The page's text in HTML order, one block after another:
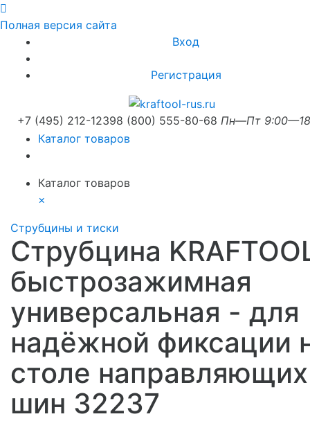
Полная версия сайта
Вход
Регистрация
+7 (495) 212-12398 (800) 555-80-68 Пн—Пт
Каталог товаров
Каталог товаров
×
Струбцины и тиски
Струбцина
быстрозажимная
универсальная - для
надёжной фиксации
столе направляющих
шин 32237